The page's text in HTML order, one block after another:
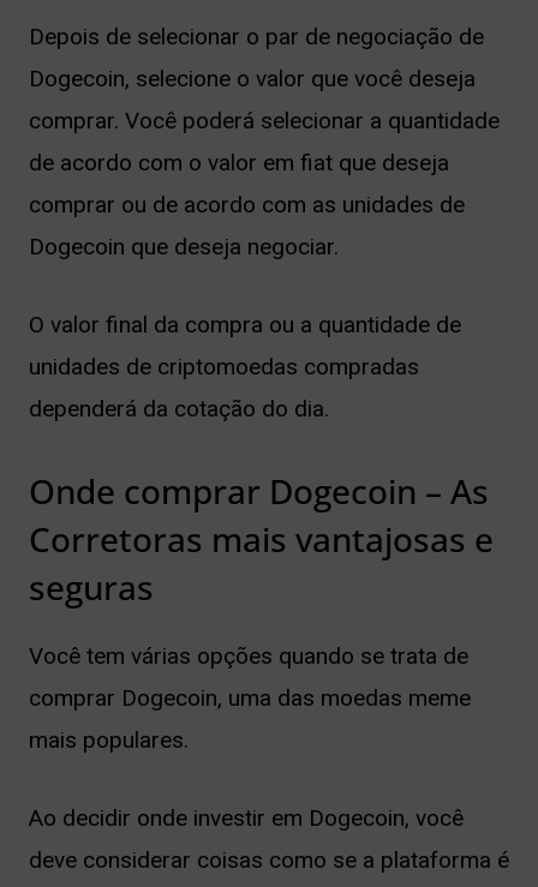
Depois de selecionar o par de negociação de
Dogecoin, selecione o valor que você deseja
comprar. Você poderá selecionar a quantidade
de acordo com o valor em fiat que deseja
comprar ou de acordo com as unidades de
Dogecoin que deseja negociar.
O valor final da compra ou a quantidade de
unidades de criptomoedas compradas
dependerá da cotação do dia.
Onde comprar Dogecoin – As
Corretoras mais vantajosas e
seguras
Você tem várias opções quando se trata de
comprar Dogecoin, uma das moedas meme
mais populares.
Ao decidir onde investir em Dogecoin, você
deve considerar coisas como se a plataforma é